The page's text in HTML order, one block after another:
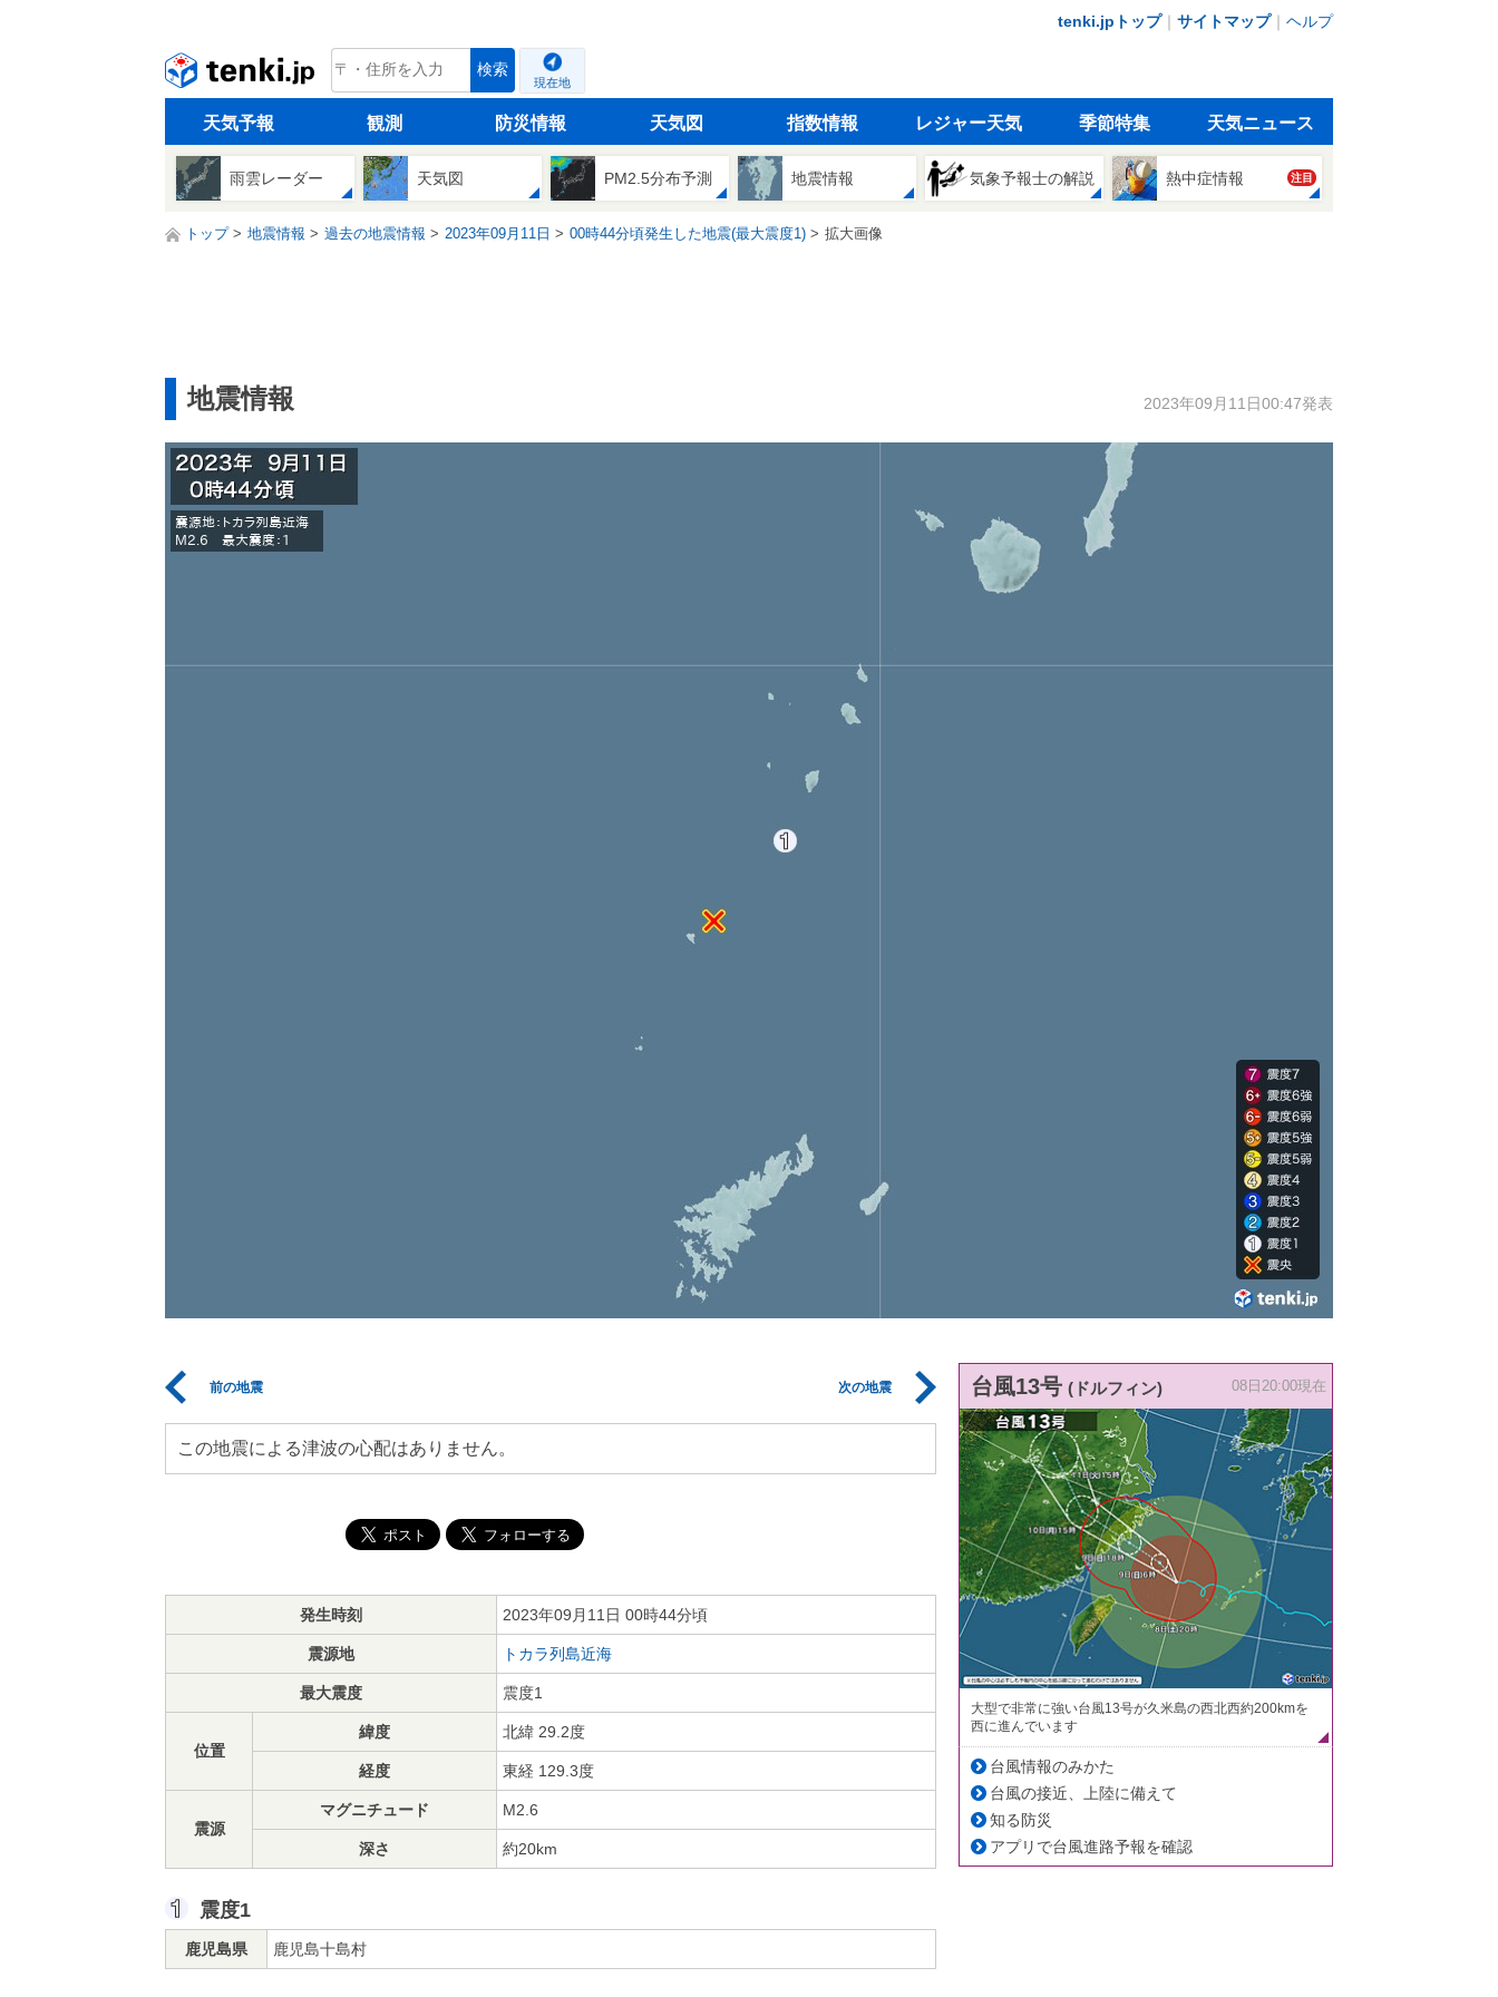
tenki.jpトップ｜ サイトマップ｜ ヘルプ
tenki.jp 検索
現在地
天気予報 観測 防災情報 天気図 指数情報 レジャー天気 季節特集 天気ニュース
雨雲レーダー 天気図 PM2.5分布予測 地震情報 気象予報士の解説 熱中症情報 注目
トップ 地震情報 過去の地震情報 2023年09月11日 00時44分頃発生した地震(最大震度1) 拡大画像
地震情報 2023年09月11日00:47発表
前の地震 次の地震
この地震による津波の心配はありません。
発生時刻 2023年09月11日 00時44分頃
震源地 トカラ列島近海
最大震度 震度1
位置
緯度 北緯 29.2度
経度 東経 129.3度
震源
マグニチュード M2.6
深さ 約20km
震度1
鹿児島県 鹿児島十島村
台風13号 (ドルフィン) 08日20:00現在
大型で非常に強い台風13号が久米島の西北西約200kmを
西に進んでいます
台風情報のみかた
台風の接近、上陸に備えて
知る防災
アプリで台風進路予報を確認